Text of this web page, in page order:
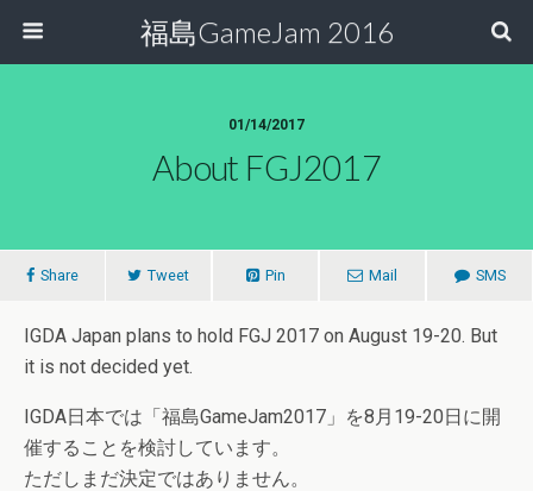
福島GameJam 2016
01/14/2017
About FGJ2017
Share Tweet Pin Mail SMS
IGDA Japan plans to hold FGJ 2017 on August 19-20. But
it is not decided yet.
IGDA日本では「福島GameJam2017」を8月19-20日に開
催することを検討しています。
ただしまだ決定ではありません。